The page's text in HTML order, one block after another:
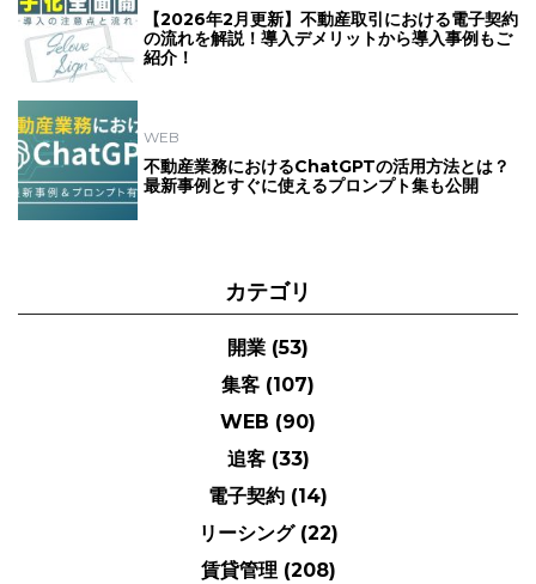
【2026年2月更新】不動産取引における電子契約
の流れを解説！導入デメリットから導入事例もご
紹介！
WEB
不動産業務におけるChatGPTの活用方法とは？
最新事例とすぐに使えるプロンプト集も公開
カテゴリ
開業 (53)
集客 (107)
WEB (90)
追客 (33)
電子契約 (14)
リーシング (22)
賃貸管理 (208)